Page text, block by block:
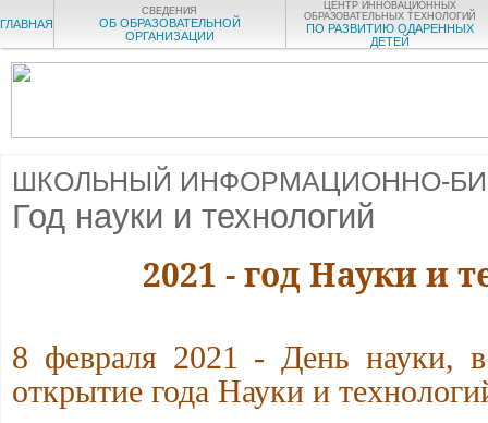
ГЛАВНАЯ
СВЕДЕНИЯ
ОБ ОБРАЗОВАТЕЛЬНОЙ
ОРГАНИЗАЦИИ
ЦЕНТР ИННОВАЦИОННЫХ
ОБРАЗОВАТЕЛЬНЫХ ТЕХНОЛОГИЙ
ПО РАЗВИТИЮ ОДАРЕННЫХ
ДЕТЕЙ
ШКОЛЬНЫЙ ИНФОРМАЦИОННО-
Год науки и технологий
2021 - год Науки и
8 февраля 2021 - День науки, в
открытие года Науки и